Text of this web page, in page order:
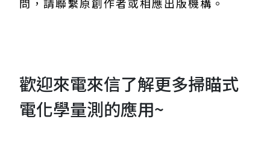
問，請聯繫原創作者或相應出版機構。
歡迎來電來信了解更多掃瞄式
電化學量測的應用~